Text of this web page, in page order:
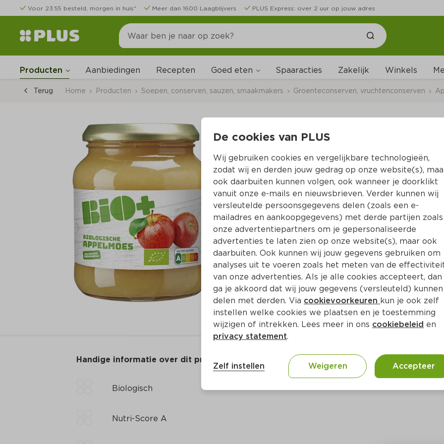
Voor 23:55 besteld, morgen in huis* Meer dan 1600 Laagblijvers PLUS Express: over 2 uur op jouw adres
Producten Aanbiedingen Recepten Goed eten Spaaracties Zakelijk Winkels
Terug Home Producten Soepen, conserven, sauzen, smaakmakers Groenteconserven, vruchtenconserven
BIO+ Appelmoes
Per Pot 360 g  (per kilo €3.39)
1.22
Toevoegen
Handige informatie over dit product
Biologisch
Nutri-Score A
De cookies van PLUS
Wij gebruiken cookies en vergelijkbare technologieën,
zodat wij en derden jouw gedrag op onze website(s),
ook daarbuiten kunnen volgen, ook wanneer je doorklikt
vanuit onze e-mails en nieuwsbrieven. Verder kunnen wij
versleutelde persoonsgegevens delen (zoals een e-
mailadres en aankoopgegevens) met derde partijen zoals
onze advertentiepartners om je gepersonaliseerde
advertenties te laten zien op onze website(s), maar ook
daarbuiten. Ook kunnen wij jouw gegevens gebruiken om
analyses uit te voeren zoals het meten van de
van onze advertenties. Als je alle cookies accepteert, dan
ga je akkoord dat wij jouw gegevens (versleuteld) kunnen
delen met derden. Via cookievoorkeuren kun je ook zelf
instellen welke cookies we plaatsen en je toestemming
wijzigen of intrekken. Lees meer in ons cookiebeleid en
privacy statement.
Zelf instellen Weigeren Accepteer